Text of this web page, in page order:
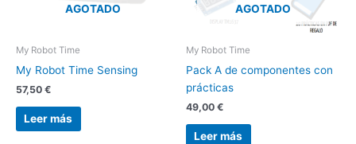
AGOTADO
My Robot Time
My Robot Time Sensing
57,50 €
Leer más
AGOTADO
My Robot Time
Pack A de componentes con
prácticas
49,00 €
Leer más